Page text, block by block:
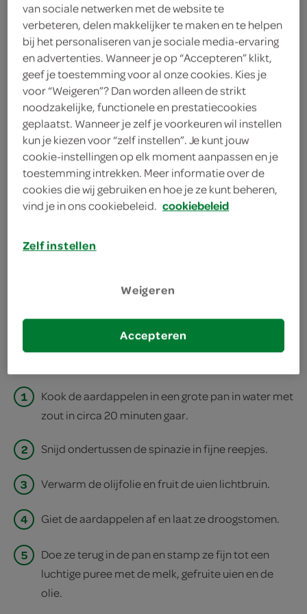
150 milliliter warme melk
2 uien
4 eetlepels extra vergine olijfolie
700 gram spinazie
1500 kilogram kruimige
aardappels
kies je winkel
bereiden
deel op twitter
deel op facebook
1
Kook de aardappelen in een grote pan in water met
zout in circa 20 minuten gaar.
2 Snijd ondertussen de spinazie in fijne reepjes.
3 Verwarm de olijfolie en fruit de uien lichtbruin.
4 Giet de aardappelen af en laat ze droogstomen.
5
Doe ze terug in de pan en stamp ze fijn tot een
luchtige puree met de melk, gefruite uien en de
olie.
van sociale netwerken met de website te
verbeteren, delen makkelijker te maken en te helpen
bij het personaliseren van je sociale media-ervaring
en advertenties. Wanneer je op “Accepteren” klikt,
geef je toestemming voor al onze cookies. Kies je
voor “Weigeren”? Dan worden alleen de strikt
noodzakelijke, functionele en prestatiecookies
geplaatst. Wanneer je zelf je voorkeuren wil instellen
kun je kiezen voor “zelf instellen”. Je kunt jouw
cookie-instellingen op elk moment aanpassen en je
toestemming intrekken. Meer informatie over de
cookies die wij gebruiken en hoe je ze kunt beheren,
vind je in ons cookiebeleid. cookiebeleid
Zelf instellen
Weigeren
Accepteren